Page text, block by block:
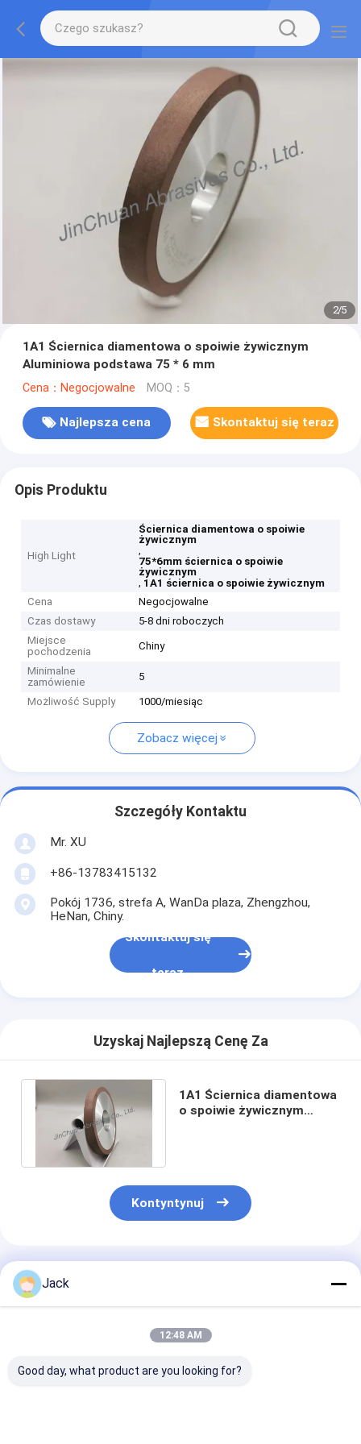
2/5
1A1 Ściernica diamentowa o spoiwie żywicznym
Aluminiowa podstawa 75 * 6 mm
Cena：Negocjowalne MOQ：5
Najlepsza cena Skontaktuj się teraz
Opis Produktu
High Light
Ściernica diamentowa o spoiwie
żywicznym
,
75*6mm ściernica o spoiwie
żywicznym
, 1A1 ściernica o spoiwie żywicznym
Cena
Negocjowalne
Czas dostawy
5-8 dni roboczych
Miejsce
pochodzenia
Chiny
Minimalne
zamówienie
5
Możliwość Supply 1000/miesiąc
Zobacz więcej
Szczegóły Kontaktu
Mr. XU
+86-13783415132
Pokój 1736, strefa A, WanDa plaza, Zhengzhou,
HeNan, Chiny.
Skontaktuj się
teraz
Uzyskaj Najlepszą Cenę Za
1A1 Ściernica diamentowa
o spoiwie żywicznym
Kontyntynuj
Polecane Produkty
Jack
12:48 AM
Good day, what product are you looking for?